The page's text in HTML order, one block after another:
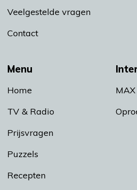
Menu
Home
TV & Radio
Prijsvragen
Puzzels
Recepten
Veelgestelde vragen
Contact